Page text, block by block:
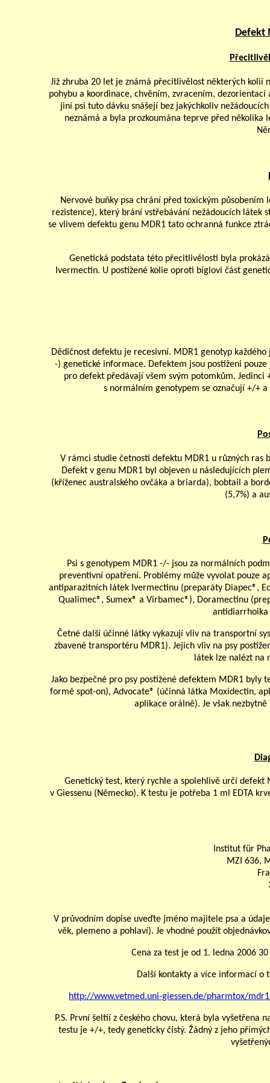
Defekt
Již zhruba 20 let je známá přecitlivělost některých
pohybu a koordinace, chvěním, zvracením,
jiní psi tuto dávku snášejí bez jakýchkoliv
neznámá a byla prozkoumána teprve před několika
Nervové buňky psa chrání před toxickým
rezistence), který brání vstřebávání nežádoucích látek
se vlivem defektu genu MDR1 tato ochranná funkce
Genetická podstata této přecitlivělosti byla
Ivermectin. U postižené kolie oproti bíglovi část
Dědičnost defektu je recesivní. MDR1 genotyp
-) genetické informace. Defektem jsou postiženi
pro defekt předávají všem svým potomkům.
s normálním genotypem se označují +/+
V rámci studie četnosti defektu MDR1 u různých ras
Defekt v genu MDR1 byl objeven u následujících
(kříženec australského ovčáka a briarda), bobtail a
(5,7%) a
Psi s genotypem MDR1 -/- jsou za normálních
preventivní opatření. Problémy může vyvolat pouze
antiparazitních látek Ivermectinu (preparáty Diapec®,
Qualimec®, Sumex® a Virbamec®), Doramectinu
Četné další účinné látky vykazují vliv na transportní
zbavené transportéru MDR1). Jejich vliv na psy
látek lze nalézt na
Jako bezpečné pro psy postižené defektem MDR1
formě spot-on), Advocate® (účinná látka Moxidectin,
aplikace orálně). Je však
Genetický test, který rychle a spolehlivě určí defekt
v Giessenu (Německo). K testu je potřeba 1 ml EDTA
Institut für
MZI 636,
V průvodním dopise uveďte jméno majitele psa a
věk, plemeno a pohlaví). Je vhodné použít
Cena za test je od 1. ledna 2006
Další kontakty a více informací o
http://www.vetmed.uni-giessen.de/pharmtox/
P.S. První šeltií z českého chovu, která byla vyšetřena
testu je +/+, tedy geneticky čistý. Žádný z jeho